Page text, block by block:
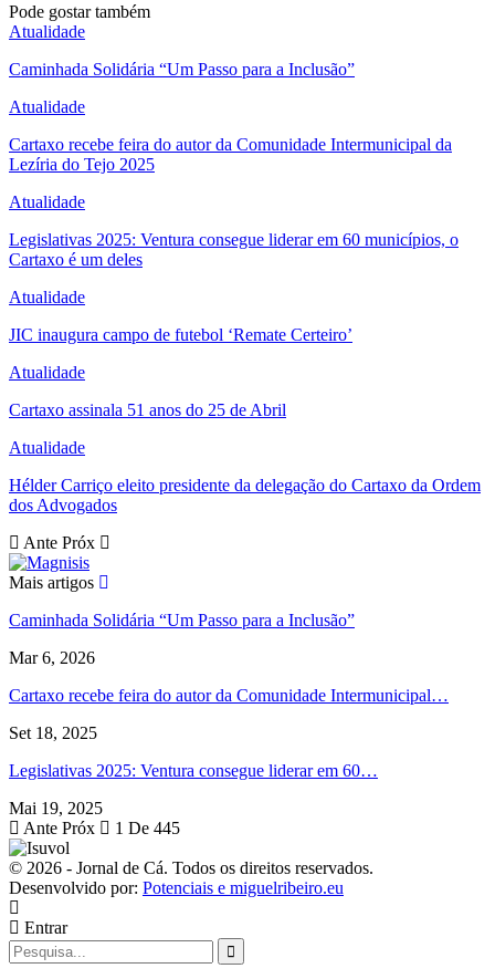
Pode gostar também
Atualidade
Caminhada Solidária “Um Passo para a Inclusão”
Atualidade
Cartaxo recebe feira do autor da Comunidade Intermunicipal da
Lezíria do Tejo 2025
Atualidade
Legislativas 2025: Ventura consegue liderar em 60 municípios, o
Cartaxo é um deles
Atualidade
JIC inaugura campo de futebol ‘Remate Certeiro’
Atualidade
Cartaxo assinala 51 anos do 25 de Abril
Atualidade
Hélder Carriço eleito presidente da delegação do Cartaxo da Ordem
dos Advogados
Ante Próx
Mais artigos
Caminhada Solidária “Um Passo para a Inclusão”
Mar 6, 2026
Cartaxo recebe feira do autor da Comunidade Intermunicipal…
Set 18, 2025
Legislativas 2025: Ventura consegue liderar em 60…
Mai 19, 2025
Ante Próx 1 De 445
© 2026 - Jornal de Cá. Todos os direitos reservados.
Desenvolvido por: Potenciais e miguelribeiro.eu
Entrar